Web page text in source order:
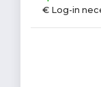
€ Log-in